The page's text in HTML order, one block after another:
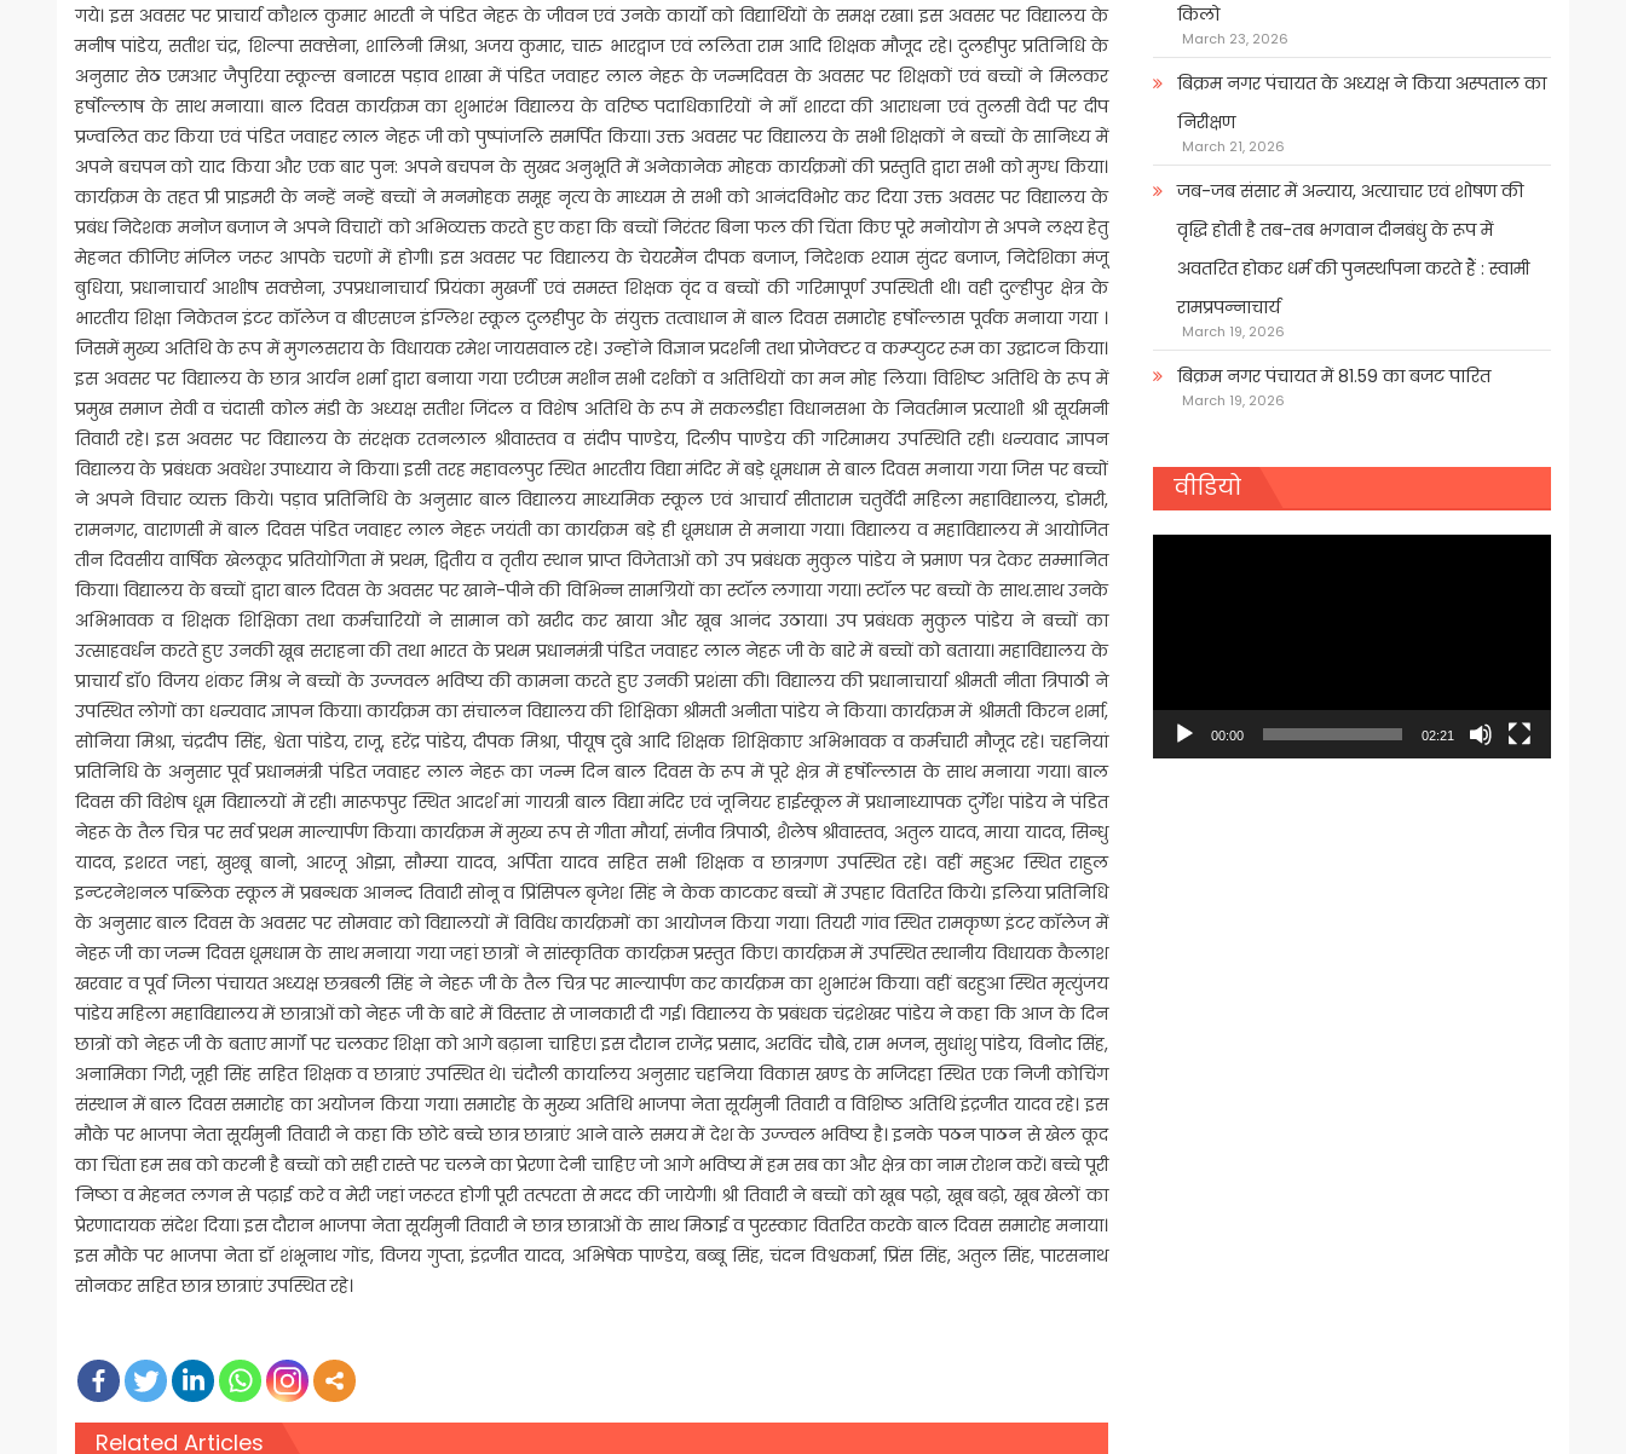
गये। इस अवसर पर प्राचार्य कौशल कुमार भारती ने पंडित नेहरू के जीवन एवं उनके कार्यों को विद्यार्थियों के समक्ष रखा। इस अवसर पर विद्यालय के
मनीष पांडेय, सतीश चंद्र, शिल्पा सक्सेना, शालिनी मिश्रा, अजय कुमार, चारु भारद्वाज एवं ललिता राम आदि शिक्षक मौजूद रहे। दुलहीपुर प्रतिनिधि के
अनुसार सेठ एमआर जैपुरिया स्कूल्स बनारस पड़ाव शाखा में पंडित जवाहर लाल नेहरू के जन्मदिवस के अवसर पर शिक्षकों एवं बच्चों ने मिलकर
हर्षोल्लाष के साथ मनाया। बाल दिवस कार्यक्रम का शुभारंभ विद्यालय के वरिष्ठ पदाधिकारियों ने माँ शारदा की आराधना एवं तुलसी वेदी पर दीप
प्रज्वलित कर किया एवं पंडित जवाहर लाल नेहरू जी को पुष्पांजलि समर्पित किया। उक्त अवसर पर विद्यालय के सभी शिक्षकों ने बच्चों के सानिध्य में
अपने बचपन को याद किया और एक बार पुन: अपने बचपन के सुखद अनुभूति में अनेकानेक मोहक कार्यक्रमों की प्रस्तुति द्वारा सभी को मुग्ध किया।
कार्यक्रम के तहत प्री प्राइमरी के नन्हें नन्हें बच्चों ने मनमोहक समूह नृत्य के माध्यम से सभी को आनंदविभोर कर दिया उक्त अवसर पर विद्यालय के
प्रबंध निदेशक मनोज बजाज ने अपने विचारों को अभिव्यक्त करते हुए कहा कि बच्चों निरंतर बिना फल की चिंता किए पूरे मनोयोग से अपने लक्ष्य हेतु
मेहनत कीजिए मंजिल जरूर आपके चरणों में होगी। इस अवसर पर विद्यालय के चेयरमैंन दीपक बजाज, निदेशक श्याम सुंदर बजाज, निदेशिका मंजू
बुधिया, प्रधानाचार्य आशीष सक्सेना, उपप्रधानाचार्य प्रियंका मुखर्जी एवं समस्त शिक्षक वृंद व बच्चों की गरिमापूर्ण उपस्थिती थी। वही दुल्हीपुर क्षेत्र के
भारतीय शिक्षा निकेतन इंटर कॉलेज व बीएसएन इंग्लिश स्कूल दुलहीपुर के संयुक्त तत्वाधान में बाल दिवस समारोह हर्षोल्लास पूर्वक मनाया गया ।
जिसमें मुख्य अतिथि के रूप में मुगलसराय के विधायक रमेश जायसवाल रहे। उन्होंने विज्ञान प्रदर्शनी तथा प्रोजेक्टर व कम्प्युटर रूम का उद्घाटन किया।
इस अवसर पर विद्यालय के छात्र आर्यन शर्मा द्वारा बनाया गया एटीएम मशीन सभी दर्शकों व अतिथियों का मन मोह लिया। विशिष्ट अतिथि के रूप में
प्रमुख समाज सेवी व चंदासी कोल मंडी के अध्यक्ष सतीश जिंदल व विशेष अतिथि के रूप में सकलडीहा विधानसभा के निवर्तमान प्रत्याशी श्री सूर्यमनी
तिवारी रहे। इस अवसर पर विद्यालय के संरक्षक रतनलाल श्रीवास्तव व संदीप पाण्डेय, दिलीप पाण्डेय की गरिमामय उपस्थिति रही। धन्यवाद ज्ञापन
विद्यालय के प्रबंधक अवधेश उपाध्याय ने किया। इसी तरह महावलपुर स्थित भारतीय विद्या मंदिर में बड़े धूमधाम से बाल दिवस मनाया गया जिस पर बच्चों
ने अपने विचार व्यक्त किये। पड़ाव प्रतिनिधि के अनुसार बाल विद्यालय माध्यमिक स्कूल एवं आचार्य सीताराम चतुर्वेदी महिला महाविद्यालय, डोमरी,
रामनगर, वाराणसी में बाल दिवस पंडित जवाहर लाल नेहरू जयंती का कार्यक्रम बड़े ही धूमधाम से मनाया गया। विद्यालय व महाविद्यालय में आयोजित
तीन दिवसीय वार्षिक खेलकूद प्रतियोगिता में प्रथम, द्वितीय व तृतीय स्थान प्राप्त विजेताओं को उप प्रबंधक मुकुल पांडेय ने प्रमाण पत्र देकर सम्मानित
किया। विद्यालय के बच्चों द्वारा बाल दिवस के अवसर पर खाने-पीने की विभिन्न सामग्रियों का स्टॉल लगाया गया। स्टॉल पर बच्चों के साथ.साथ उनके
अभिभावक व शिक्षक शिक्षिका तथा कर्मचारियों ने सामान को खरीद कर खाया और खूब आनंद उठाया। उप प्रबंधक मुकुल पांडेय ने बच्चों का
उत्साहवर्धन करते हुए उनकी खूब सराहना की तथा भारत के प्रथम प्रधानमंत्री पंडित जवाहर लाल नेहरू जी के बारे में बच्चों को बताया। महाविद्यालय के
प्राचार्य डॉ० विजय शंकर मिश्र ने बच्चों के उज्जवल भविष्य की कामना करते हुए उनकी प्रशंसा की। विद्यालय की प्रधानाचार्या श्रीमती नीता त्रिपाठी ने
उपस्थित लोगों का धन्यवाद ज्ञापन किया। कार्यक्रम का संचालन विद्यालय की शिक्षिका श्रीमती अनीता पांडेय ने किया। कार्यक्रम में श्रीमती किरन शर्मा,
सोनिया मिश्रा, चंद्रदीप सिंह, श्वेता पांडेय, राजू, हरेंद्र पांडेय, दीपक मिश्रा, पीयूष दुबे आदि शिक्षक शिक्षिकाए अभिभावक व कर्मचारी मौजूद रहे। चहनियां
प्रतिनिधि के अनुसार पूर्व प्रधानमंत्री पंडित जवाहर लाल नेहरू का जन्म दिन बाल दिवस के रूप में पूरे क्षेत्र में हर्षोल्लास के साथ मनाया गया। बाल
दिवस की विशेष धूम विद्यालयों में रही। मारूफपुर स्थित आदर्श मां गायत्री बाल विद्या मंदिर एवं जूनियर हाईस्कूल में प्रधानाध्यापक दुर्गेश पांडेय ने पंडित
नेहरू के तैल चित्र पर सर्व प्रथम माल्यार्पण किया। कार्यक्रम में मुख्य रूप से गीता मौर्या, संजीव त्रिपाठी, शैलेष श्रीवास्तव, अतुल यादव, माया यादव, सिन्धु
यादव, इशरत जहां, खुश्बू बानो, आरजू ओझा, सौम्या यादव, अर्पिता यादव सहित सभी शिक्षक व छात्रगण उपस्थित रहे। वहीं महुअर स्थित राहुल
इन्टरनेशनल पब्लिक स्कूल में प्रबन्धक आनन्द तिवारी सोनू व प्रिंसिपल बृजेश सिंह ने केक काटकर बच्चों में उपहार वितरित किये। इलिया प्रतिनिधि
के अनुसार बाल दिवस के अवसर पर सोमवार को विद्यालयों में विविध कार्यक्रमों का आयोजन किया गया। तियरी गांव स्थित रामकृष्ण इंटर कॉलेज में
नेहरू जी का जन्म दिवस धूमधाम के साथ मनाया गया जहां छात्रों ने सांस्कृतिक कार्यक्रम प्रस्तुत किए। कार्यक्रम में उपस्थित स्थानीय विधायक कैलाश
खरवार व पूर्व जिला पंचायत अध्यक्ष छत्रबली सिंह ने नेहरू जी के तैल चित्र पर माल्यार्पण कर कार्यक्रम का शुभारंभ किया। वहीं बरहुआ स्थित मृत्युंजय
पांडेय महिला महाविद्यालय में छात्राओं को नेहरू जी के बारे में विस्तार से जानकारी दी गई। विद्यालय के प्रबंधक चंद्रशेखर पांडेय ने कहा कि आज के दिन
छात्रों को नेहरू जी के बताए मार्गों पर चलकर शिक्षा को आगे बढ़ाना चाहिए। इस दौरान राजेंद्र प्रसाद, अरविंद चौबे, राम भजन, सुधांशु पांडेय, विनोद सिंह,
अनामिका गिरी, जूही सिंह सहित शिक्षक व छात्राएं उपस्थित थे। चंदौली कार्यालय अनुसार चहनिया विकास खण्ड के मजिदहा स्थित एक निजी कोचिंग
संस्थान में बाल दिवस समारोह का अयोजन किया गया। समारोह के मुख्य अतिथि भाजपा नेता सूर्यमुनी तिवारी व विशिष्ठ अतिथि इंद्रजीत यादव रहे। इस
मौके पर भाजपा नेता सूर्यमुनी तिवारी ने कहा कि छोटे बच्चे छात्र छात्राएं आने वाले समय में देश के उज्ज्वल भविष्य है। इनके पठन पाठन से खेल कूद
का चिंता हम सब को करनी है बच्चों को सही रास्ते पर चलने का प्रेरणा देनी चाहिए जो आगे भविष्य में हम सब का और क्षेत्र का नाम रोशन करें। बच्चे पूरी
निष्ठा व मेहनत लगन से पढ़ाई करे व मेरी जहां जरूरत होगी पूरी तत्परता से मदद की जायेगी। श्री तिवारी ने बच्चों को खूब पढ़ो, खूब बढ़ो, खूब खेलों का
प्रेरणादायक संदेश दिया। इस दौरान भाजपा नेता सूर्यमुनी तिवारी ने छात्र छात्राओं के साथ मिठाई व पुरस्कार वितरित करके बाल दिवस समारोह मनाया।
इस मौके पर भाजपा नेता डॉ शंभूनाथ गोंड, विजय गुप्ता, इंद्रजीत यादव, अभिषेक पाण्डेय, बब्बू सिंह, चंदन विश्वकर्मा, प्रिंस सिंह, अतुल सिंह, पारसनाथ
सोनकर सहित छात्र छात्राएं उपस्थित रहे।
Related Articles
किलो
March 23, 2026
बिक्रम नगर पंचायत के अध्यक्ष ने किया अस्पताल का
निरीक्षण
March 21, 2026
जब-जब संसार में अन्याय, अत्याचार एवं शोषण की
वृद्धि होती है तब-तब भगवान दीनबंधु के रूप में
अवतरित होकर धर्म की पुनर्स्थापना करते हैं : स्वामी
रामप्रपन्नाचार्य
March 19, 2026
बिक्रम नगर पंचायत में 81.59 का बजट पारित
March 19, 2026
वीडियो
00:00 02:21